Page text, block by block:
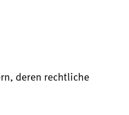
deren rechtliche